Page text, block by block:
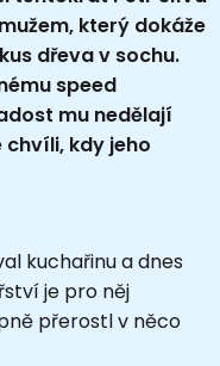
který dokáže
dřeva v sochu.
speed
mu nedělají
kdy jeho
kuchařinu a dnes
je pro něj
přerostl v něco